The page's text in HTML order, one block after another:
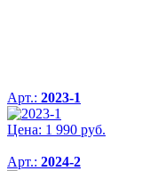
Арт.: 2023-1
Цена: 1 990 руб.
Арт.: 2024-2